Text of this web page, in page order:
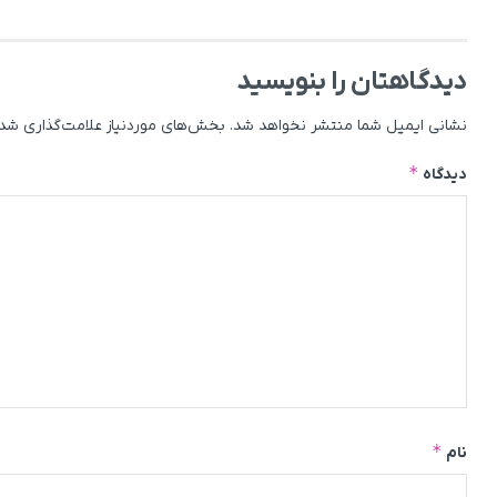
دیدگاهتان را بنویسید
نشانی ایمیل شما منتشر نخواهد شد. بخش‌های موردنیاز علامت‌گذاری
دیدگاه *
نام *